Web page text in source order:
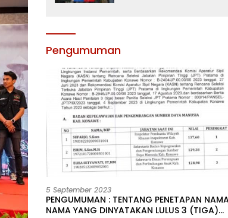
Pengumuman
5 September 2023
PENGUMUMAN : TENTANG PENETAPAN
NAMA YANG DINYATAKAN LULUS 3 (TIGA)